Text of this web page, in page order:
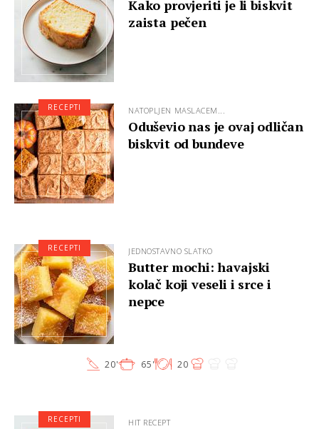
Kako provjeriti je li biskvit
zaista pečen
NATOPLJEN MASLACEM...
Oduševio nas je ovaj odličan
biskvit od bundeve
RECEPTI
JEDNOSTAVNO SLATKO
Butter mochi: havajski
kolač koji veseli i srce i
nepce
20' 65' 20
RECEPTI
HIT RECEPT
RECEPTI